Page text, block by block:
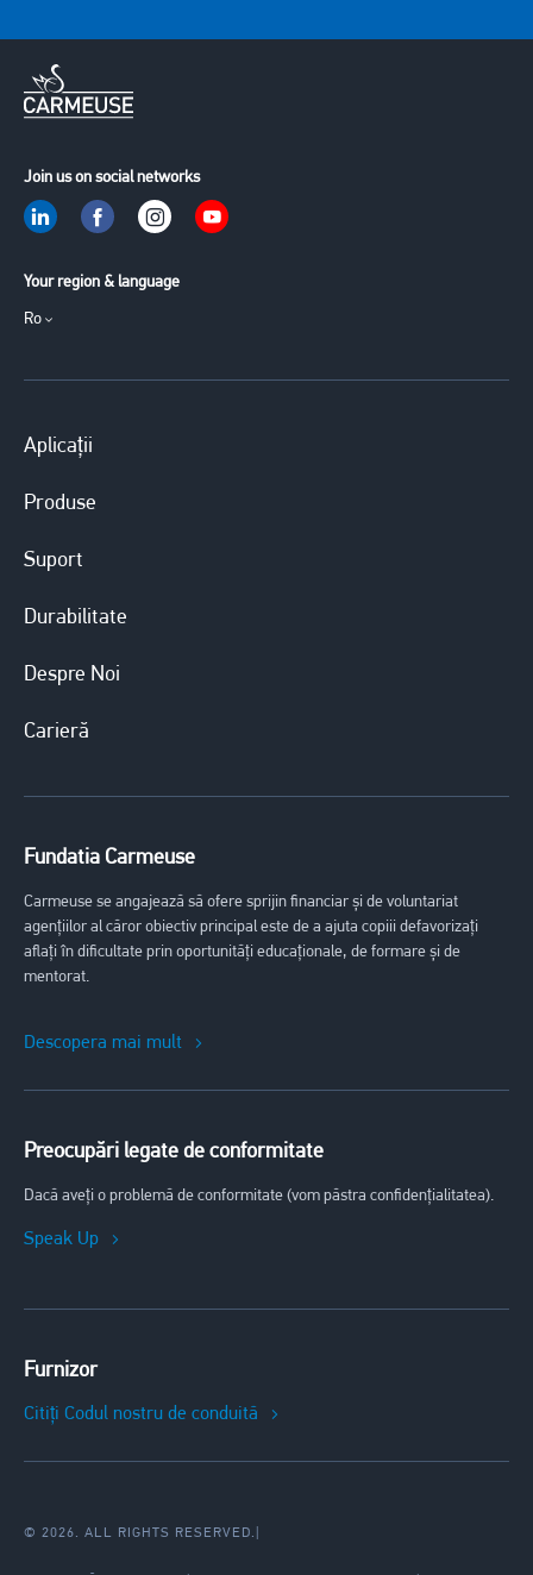
Join us on social networks
Your region & language
Ro
Aplicații
Produse
Suport
Durabilitate
Despre Noi
Carieră
Fundatia Carmeuse
Carmeuse se angajează să ofere sprijin financiar și de voluntariat
agențiilor al căror obiectiv principal este de a ajuta copiii defavorizați
aflați în dificultate prin oportunități educaționale, de formare și de
mentorat.
Descopera mai mult
Preocupări legate de conformitate
Dacă aveți o problemă de conformitate (vom păstra confidențialitatea).
Speak Up
Furnizor
Citiți Codul nostru de conduită
© 2026. ALL RIGHTS RESERVED.